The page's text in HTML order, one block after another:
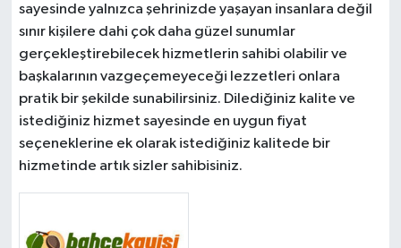
sayesinde yalnızca şehrinizde yaşayan insanlara değil
sınır kişilere dahi çok daha güzel sunumlar
gerçekleştirebilecek hizmetlerin sahibi olabilir ve
başkalarının vazgeçemeyeceği lezzetleri onlara
pratik bir şekilde sunabilirsiniz. Dilediğiniz kalite ve
istediğiniz hizmet sayesinde en uygun fiyat
seçeneklerine ek olarak istediğiniz kalitede bir
hizmetinde artık sizler sahibisiniz.